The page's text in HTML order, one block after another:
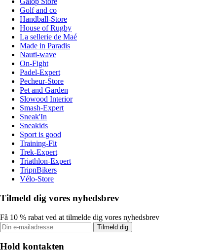
Golf and co
Handball-Store
House of Rugby
La sellerie de Maé
Made in Paradis
Nauti-wave
On-Fight
Padel-Expert
Pecheur-Store
Pet and Garden
Slowood Interior
Smash-Expert
Sneak'In
Sneakids
Sport is good
Training-Fit
Trek-Expert
Triathlon-Expert
TripnBikers
Vélo-Store
Tilmeld dig vores nyhedsbrev
Få 10 % rabat ved at tilmelde dig vores nyhedsbrev
Tilmeld dig
Hold kontakten